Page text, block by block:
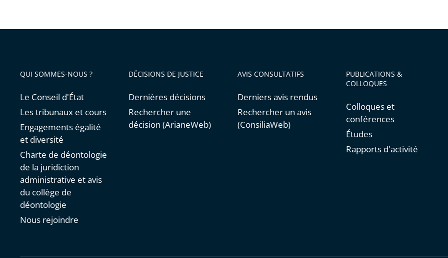
QUI SOMMES-NOUS ?
Le Conseil d'État
Les tribunaux et cours
Engagements égalité
et diversité
Charte de déontologie
de la juridiction
administrative et avis
du collège de
déontologie
Nous rejoindre
DÉCISIONS DE JUSTICE
Dernières décisions
Rechercher une
décision (ArianeWeb)
AVIS CONSULTATIFS
Derniers avis rendus
Rechercher un avis
(ConsiliaWeb)
PUBLICATIONS &
COLLOQUES
Colloques et
conférences
Études
Rapports d'activité